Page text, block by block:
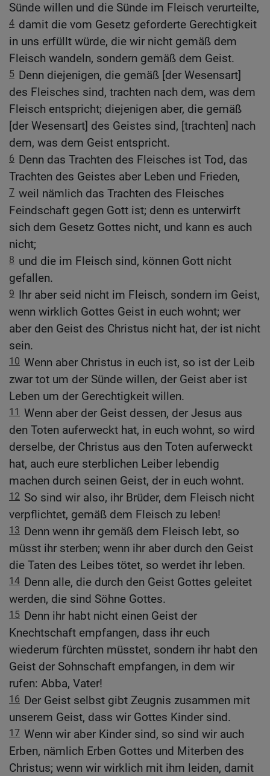
Sünde willen und die Sünde im Fleisch verurteilte,
4 damit die vom Gesetz geforderte Gerechtigkeit
in uns erfüllt würde, die wir nicht gemäß dem
Fleisch wandeln, sondern gemäß dem Geist.
5 Denn diejenigen, die gemäß [der Wesensart]
des Fleisches sind, trachten nach dem, was dem
Fleisch entspricht; diejenigen aber, die gemäß
[der Wesensart] des Geistes sind, [trachten] nach
dem, was dem Geist entspricht.
6 Denn das Trachten des Fleisches ist Tod, das
Trachten des Geistes aber Leben und Frieden,
7 weil nämlich das Trachten des Fleisches
Feindschaft gegen Gott ist; denn es unterwirft
sich dem Gesetz Gottes nicht, und kann es auch
nicht;
8 und die im Fleisch sind, können Gott nicht
gefallen.
9 Ihr aber seid nicht im Fleisch, sondern im Geist,
wenn wirklich Gottes Geist in euch wohnt; wer
aber den Geist des Christus nicht hat, der ist nicht
sein.
10 Wenn aber Christus in euch ist, so ist der Leib
zwar tot um der Sünde willen, der Geist aber ist
Leben um der Gerechtigkeit willen.
11 Wenn aber der Geist dessen, der Jesus aus
den Toten auferweckt hat, in euch wohnt, so wird
derselbe, der Christus aus den Toten auferweckt
hat, auch eure sterblichen Leiber lebendig
machen durch seinen Geist, der in euch wohnt.
12 So sind wir also, ihr Brüder, dem Fleisch nicht
verpflichtet, gemäß dem Fleisch zu leben!
13 Denn wenn ihr gemäß dem Fleisch lebt, so
müsst ihr sterben; wenn ihr aber durch den Geist
die Taten des Leibes tötet, so werdet ihr leben.
14 Denn alle, die durch den Geist Gottes geleitet
werden, die sind Söhne Gottes.
15 Denn ihr habt nicht einen Geist der
Knechtschaft empfangen, dass ihr euch
wiederum fürchten müsstet, sondern ihr habt den
Geist der Sohnschaft empfangen, in dem wir
rufen: Abba, Vater!
16 Der Geist selbst gibt Zeugnis zusammen mit
unserem Geist, dass wir Gottes Kinder sind.
17 Wenn wir aber Kinder sind, so sind wir auch
Erben, nämlich Erben Gottes und Miterben des
Christus; wenn wir wirklich mit ihm leiden, damit